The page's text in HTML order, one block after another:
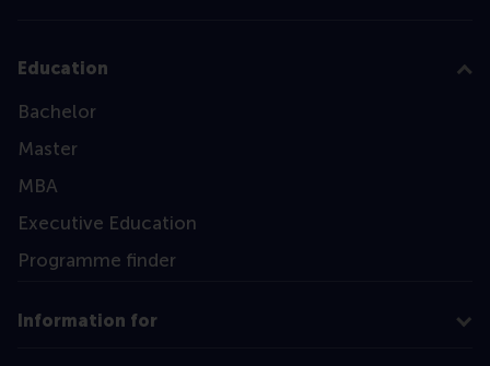
Education
Bachelor
Master
MBA
Executive Education
Programme finder
Information for